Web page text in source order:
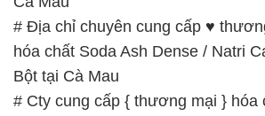
# Địa chỉ chuyên cung cấp ♥
hóa chất Soda Ash Dense / Natri
Bột tại Cà Mau
# Cty cung cấp { thương mại } hóa